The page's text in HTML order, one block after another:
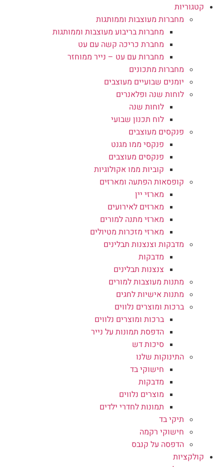
קטגוריות
מחברות מעוצבות וממותגות
מחברות בריבוע מעוצבות וממותגות
מחברת כריכה קשה עם עט
מחברות עם עט – נייר ממוחזר
מחברות מתכונים
יומנים שבועיים מעוצבים
לוחות שנה ופלאנרים
לוחות שנה
לוח תכנון שבועי
פנקסים מעוצבים
פנקסי ממו מגנט
פנקסים מעוצבים
קוביות ממו אקולוגיות
קופסאות הפתעה ומארזים
מארזי יין
מארזים לאירועים
מארזי מתנה למורים
מארזי מזכרות מטיולים
מדבקות וצנצנות תבלינים
מדבקות
צנצנות תבלינים
מתנות מעוצבות למורים
מתנות אישיות לחגים
ברכות ומוצרים נלווים
ברכות ומוצרים נלווים
הדפסת תמונות על נייר
סיכות דש
התינוקות שלנו
חישוקי בד
מדבקות
מוצרים נלווים
תמונות לחדרי ילדים
תיקי בד
חישוקי רקמה
הדפסה על קנבס
קולקציות